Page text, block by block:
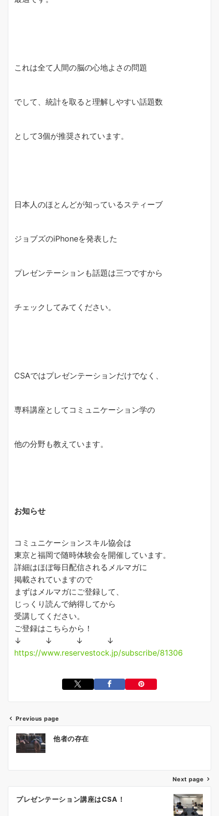
これは全て人間の脳の心地よさの問題
でして、統計を取ると理解しやすい話題数
として3個が推奨されています。
日本人のほとんどが知っているスティーブ
ジョブズのiPhoneを発表した
プレゼンテーションも話題は三つですから
チェックしてみてください。
CSAではプレゼンテーションだけでなく、
専科講座としてコミュニケーション学の
他の分野も教えています。
お知らせ
コミュニケーションスキル協会は
東京と福岡で随時体験会を開催しています。
詳細はほぼ毎日配信されるメルマガに
掲載されていますので
まずはメルマガにご登録して、
じっくり読んで納得してから
受講してください。
ご登録はこちらから！
↓ ↓ ↓ ↓
https://www.reservestock.jp/subscribe/81306
Previous page
他者の存在
Next page
プレゼンテーション講座はCSA！